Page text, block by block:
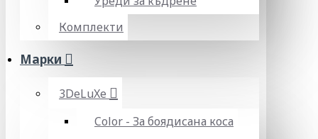
Комплекти
Марки
3DeLuXe
Color - За боядисана коса